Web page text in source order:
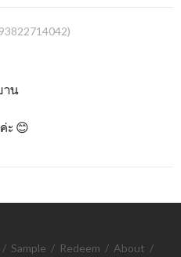
าน
ะ 😊
/ Sample / Redeem / About /